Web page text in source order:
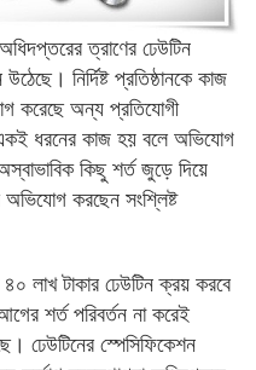
ত্রাণের ঢেউটিন
নির্দিষ্ট প্রতিষ্ঠানকে কাজ
করেছে অন্য প্রতিযোগী
ধরনের কাজ হয় বলে অভিযোগ
কিছু শর্ত জুড়ে দিয়ে
অভিযোগ করছেন সংশ্লিষ্ট
লাখ টাকার ঢেউটিন ক্রয় করবে
শর্ত পরিবর্তন না করেই
ঢেউটিনের স্পেসিফিকেশন